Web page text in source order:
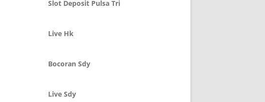
Slot Deposit Pulsa Tri
Live Hk
Bocoran Sdy
Live Sdy